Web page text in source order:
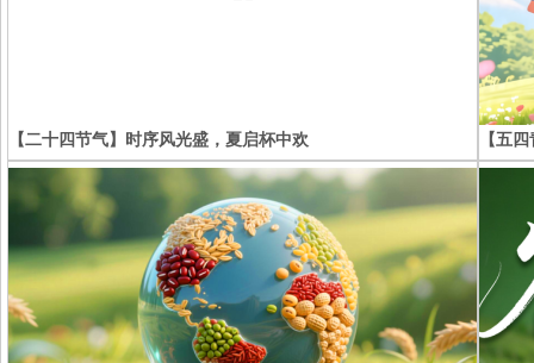
【二十四节气】时序风光盛，夏启杯中欢 【五